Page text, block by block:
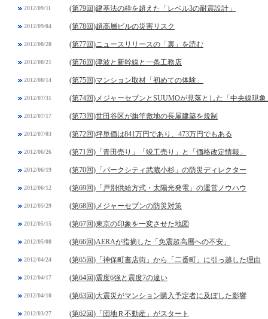
2012/09/11 (第79回)建基法の枠を超えた「レベル3の耐震設計」
2012/09/04 (第78回)超高層ビルの災害リスク
2012/08/28 (第77回)ニュースリリースの「裏」を読む
2012/08/21 (第76回)津波と新幹線と一条工務店
2012/08/14 (第75回)マンション取材「初めての体験」
2012/07/31 (第74回)メジャーセブンとSUUMOが見落とした「中央線現象
2012/07/17 (第73回)世田谷区が旗竿敷地の長屋建築を規制
2012/07/03 (第72回)坪単価は841万円であり、473万円でもある
2012/06/26 (第71回)「青田売り」「竣工売り」と「価格改定情報」
2012/06/19 (第70回)「パークシティ武蔵小杉」の防災ディレクター
2012/06/12 (第69回)「戸別供給方式・太陽光発電」の運営ノウハウ
2012/05/29 (第68回)メジャーセブンの防災対策
2012/05/15 (第67回)東京の印象を一変させた地図
2012/05/08 (第66回)AERAが指摘した「免震超高層への不安」
2012/04/24 (第65回)「神保町書店街」から「二番町」に引っ越した理由
2012/04/17 (第64回)震度6強と震度7の違い
2012/04/10 (第63回)大震災がマンション購入予定者に及ぼした影響
2012/03/27 (第62回)「団地Ｒ不動産」がスタート